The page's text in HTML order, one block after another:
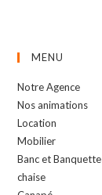
MENU
Notre Agence
Nos animations
Location
Mobilier
Banc et Banquette
chaise